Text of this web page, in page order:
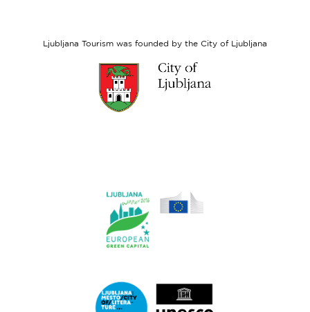
Ljubljana Tourism was founded by the City of Ljubljana
website
Ljubljana.si